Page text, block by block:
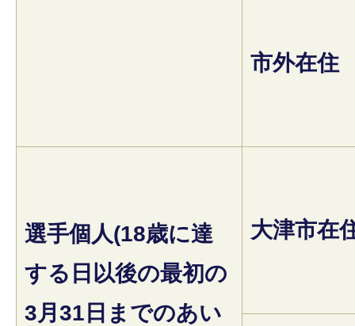
市外在住
選手個人(18歳に達
する日以後の最初の
3月31日までのあい
大津市在